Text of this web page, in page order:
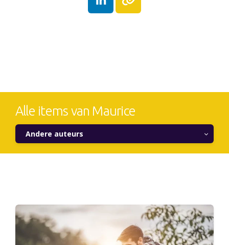
Alle items van Maurice
Andere auteurs